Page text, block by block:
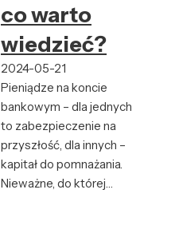
co warto
wiedzieć?
2024-05-21
Pieniądze na koncie
bankowym – dla jednych
to zabezpieczenie na
przyszłość, dla innych –
kapitał do pomnażania.
Nieważne, do której…